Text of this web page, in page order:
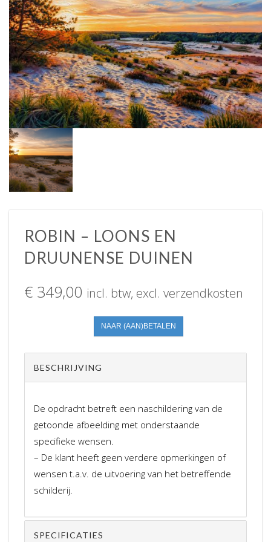
ROBIN – LOONS EN
DRUUNENSE DUINEN
€ 349,00 incl. btw, excl. verzendkosten
Loons
en
duinen
aantal
NAAR (AAN)BETALEN
BESCHRIJVING
De opdracht betreft een naschildering van de
getoonde afbeelding met onderstaande
specifieke wensen.
– De klant heeft geen verdere opmerkingen of
wensen t.a.v. de uitvoering van het betreffende
schilderij.
SPECIFICATIES